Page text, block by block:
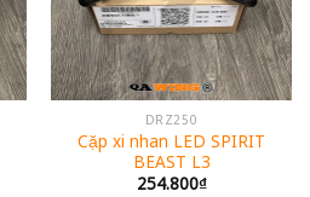
DRZ250
Cặp xi nhan LED SPIRIT
BEAST L3
254.800₫